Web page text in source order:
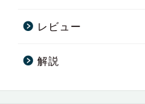
レビュー
解説